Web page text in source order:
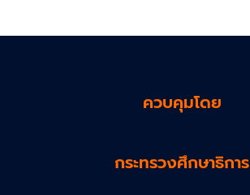
ควบคุมโดย
กระทรวงศึกษาธิการ